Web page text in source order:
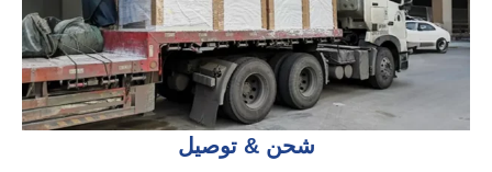
شحن & توصيل